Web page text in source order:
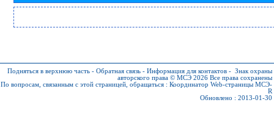
Подняться в верхнюю часть - Обратная связь - Информация для контактов - Знак охраны
авторского права © МСЭ 2026 Все права сохранены
По вопросам, связанным с этой страницей, обращаться : Координатор Web-страницы МСЭ-
R
Обновлено : 2013-01-30